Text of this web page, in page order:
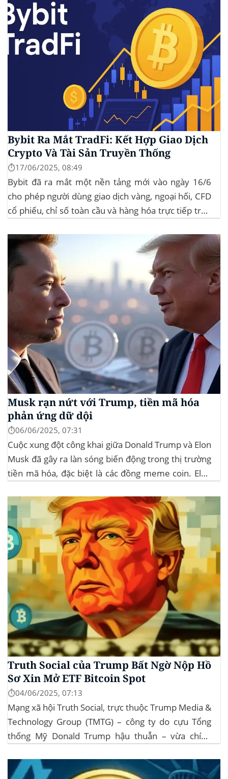
Bybit Ra Mắt TradFi: Kết Hợp Giao Dịch
Crypto Và Tài Sản Truyền Thống
⏱️17/06/2025, 08:49
Bybit đã ra mắt một nền tảng mới vào ngày 16/6
cho phép người dùng giao dịch vàng, ngoại hối, CFD
cổ phiếu, chỉ số toàn cầu và hàng hóa trực tiếp trên
giao dịch tiền mã hóa...
Musk rạn nứt với Trump, tiền mã hóa
phản ứng dữ dội
⏱️06/06/2025, 07:31
Cuộc xung đột công khai giữa Donald Trump và Elon
Musk đã gây ra làn sóng biến động trong thị trường
tiền mã hóa, đặc biệt là các đồng meme coin. Elon
Government Efficiency) và chỉ trích dự luật “Big
Beautiful Bill” của Trump,...
Truth Social của Trump Bất Ngờ Nộp Hồ
Sơ Xin Mở ETF Bitcoin Spot
⏱️04/06/2025, 07:13
Mạng xã hội Truth Social, trực thuộc Trump Media &
Technology Group (TMTG) – công ty do cựu Tổng
thống Mỹ Donald Trump hậu thuẫn – vừa chính
dịch Mỹ (SEC) để xin phê duyệt quỹ ETF Bitcoin...